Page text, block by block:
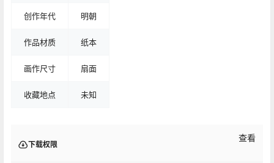
创作年代 明朝
作品材质 纸本
画作尺寸 扇面
收藏地点 未知
下载权限
查看